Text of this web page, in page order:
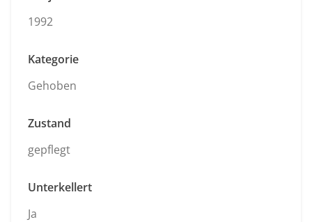
1992
Kategorie
Gehoben
Zustand
gepflegt
Unterkellert
Ja